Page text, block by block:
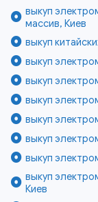
выкуп
массив, Киев
выкуп
выкуп
выкуп
выкуп
выкуп
выкуп
выкуп
выкуп
Киев